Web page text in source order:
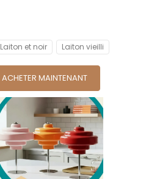
Laiton et noir Laiton vieilli
ACHETER MAINTENANT